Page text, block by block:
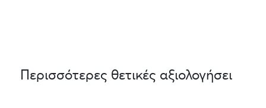
Περισσότερες θετικές αξιολογήσει